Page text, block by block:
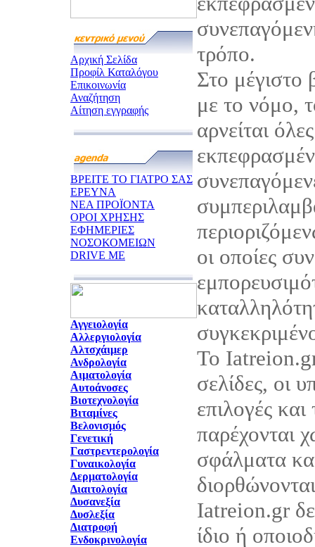
Αρχική Σελίδα
Προφίλ Καταλόγου
Επικοινωνία
Αναζήτηση
Αίτηση εγγραφής
ΒΡΕΙΤΕ ΤΟ ΓΙΑΤΡΟ ΣΑΣ
ΕΡΕΥΝΑ
ΝΕΑ ΠΡΟΪΟΝΤΑ
ΟΡΟΙ ΧΡΗΣΗΣ
ΕΦΗΜΕΡΙΕΣ
ΝΟΣΟΚΟΜΕΙΩΝ
DRIVE ME
Αγγειολογία
Αλλεργιολογία
Αλτσχάιμερ
Ανδρολογία
Αιματολογία
Αυτοάνοσες
Βιοτεχνολογία
Βιταμίνες
Βελονισμός
Γενετική
Γαστρεντερολογία
Γυναικολογία
Δερματολογία
Διαιτολογία
Δυσανεξία
Δυσλεξία
Διατροφή
Ενδοκρινολογία
τρόπο.
Στο
με το νόμο,
αρνείται
οι οποίες
Το Iatreion.gr
σελίδες, οι
επιλογές
παρέχονται
σφάλματα
Iatreion.gr
ίδιο ή